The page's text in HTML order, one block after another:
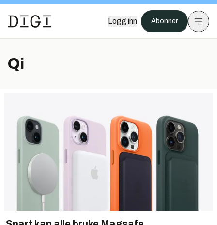
Logg inn Abonner
Qi